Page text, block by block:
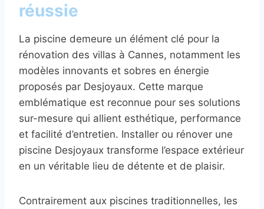
réussie
La piscine demeure un élément clé pour la
rénovation des villas à Cannes, notamment les
modèles innovants et sobres en énergie
proposés par Desjoyaux. Cette marque
emblématique est reconnue pour ses solutions
sur-mesure qui allient esthétique, performance
et facilité d’entretien. Installer ou rénover une
piscine Desjoyaux transforme l’espace extérieur
en un véritable lieu de détente et de plaisir.
Contrairement aux piscines traditionnelles, les